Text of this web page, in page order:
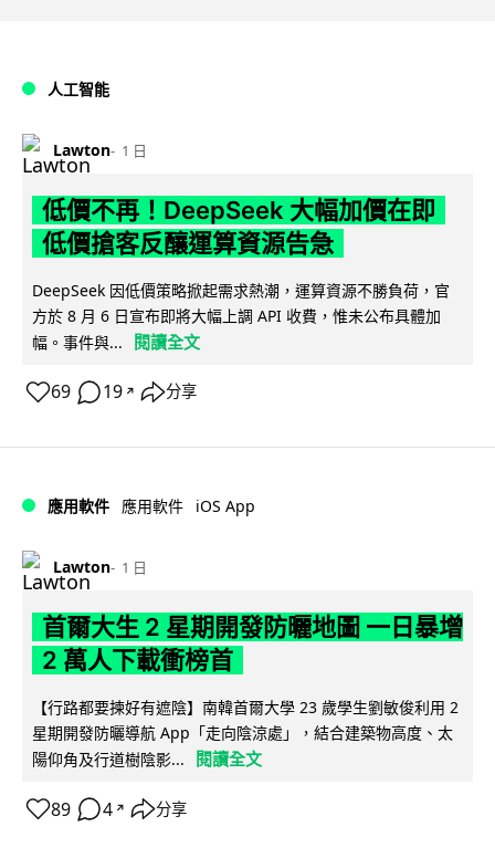
人工智能
Lawton 1 日
低價不再！DeepSeek 大幅加價在即
低價搶客反釀運算資源告急
DeepSeek 因低價策略掀起需求熱潮，運算資源不勝負荷，官
方於 8 月 6 日宣布即將大幅上調 API 收費，惟未公布具體加
幅。事件與...
閱讀全文
69 19 ↗ 分享
應用軟件 應用軟件 iOS App
Lawton 1 日
首爾大生 2 星期開發防曬地圖 一日暴增
2 萬人下載衝榜首
【行路都要揀好有遮陰】南韓首爾大學 23 歲學生劉敏俊利用 2
星期開發防曬導航 App「走向陰涼處」，結合建築物高度、太
陽仰角及行道樹陰影...
閱讀全文
89 4 ↗ 分享